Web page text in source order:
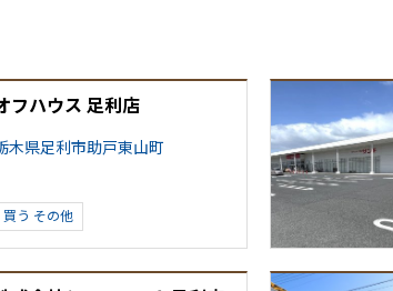
フハウス 足利店
木県足利市助戸東山町
買う その他